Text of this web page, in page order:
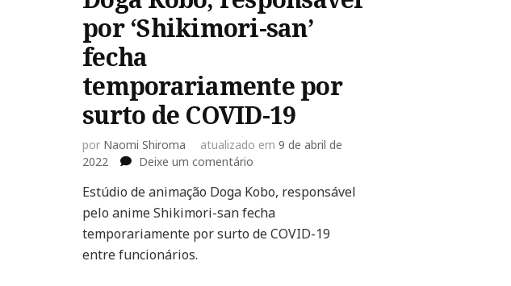
por ‘Shikimori-san’
fecha
temporariamente por
surto de COVID-19
por Naomi Shiroma atualizado em 9 de abril de
2022
Deixe um comentário
Kobo,
responsável
por
Estúdio de animação Doga Kobo, responsável
pelo anime Shikimori-san fecha
temporariamente por surto de COVID-19
entre funcionários.